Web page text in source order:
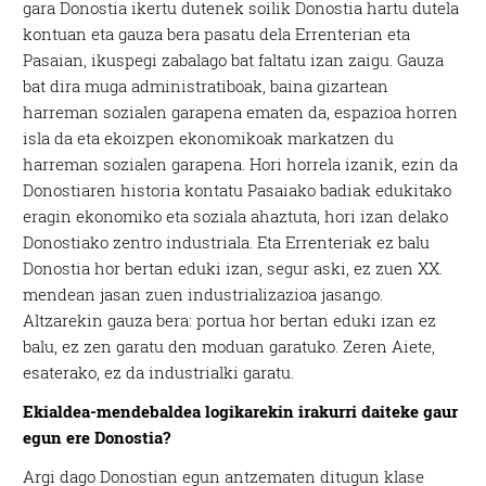
gara Donostia ikertu dutenek soilik Donostia hartu dutela
kontuan eta gauza bera pasatu dela Errenterian eta
Pasaian, ikuspegi zabalago bat faltatu izan zaigu. Gauza
bat dira muga administratiboak, baina gizartean
harreman sozialen garapena ematen da, espazioa horren
isla da eta ekoizpen ekonomikoak markatzen du
harreman sozialen garapena. Hori horrela izanik, ezin da
Donostiaren historia kontatu Pasaiako badiak edukitako
eragin ekonomiko eta soziala ahaztuta, hori izan delako
Donostiako zentro industriala. Eta Errenteriak ez balu
Donostia hor bertan eduki izan, segur aski, ez zuen XX.
mendean jasan zuen industrializazioa jasango.
Altzarekin gauza bera: portua hor bertan eduki izan ez
balu, ez zen garatu den moduan garatuko. Zeren Aiete,
esaterako, ez da industrialki garatu.
Ekialdea-mendebaldea logikarekin irakurri daiteke gaur
egun ere Donostia?
Argi dago Donostian egun antzematen ditugun klase